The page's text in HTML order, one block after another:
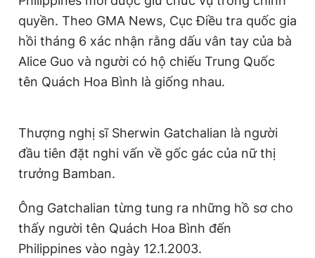
quyền. Theo GMA News, Cục Điều tra quốc gia
hồi tháng 6 xác nhận rằng dấu vân tay của bà
Alice Guo và người có hộ chiếu Trung Quốc
tên Quách Hoa Bình là giống nhau.
Thượng nghị sĩ Sherwin Gatchalian là người
đầu tiên đặt nghi vấn về gốc gác của nữ thị
trưởng Bamban.
Ông Gatchalian từng tung ra những hồ sơ cho
thấy người tên Quách Hoa Bình đến
Philippines vào ngày 12.1.2003.